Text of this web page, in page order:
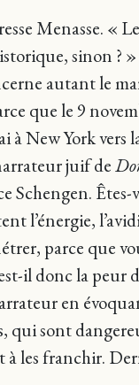
Menasse. «
sinon ?
autant le
que le 9
New York vers
juif de
Schengen.
l’énergie,
parce que
il donc la peur
en
sont
les franchir.